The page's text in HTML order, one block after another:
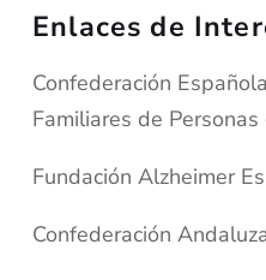
Enlaces de
Confederación
Familiares de
Fundación Alzheimer
Confederación